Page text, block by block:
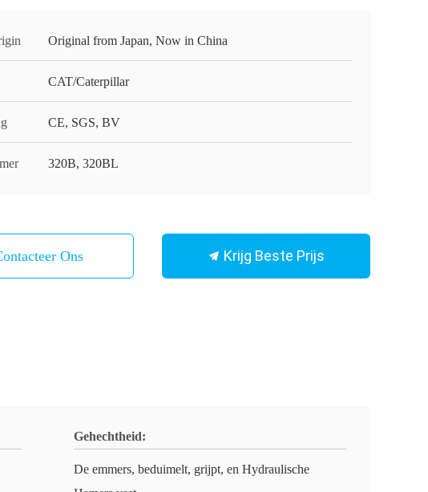
Original from Japan, Now in China
CAT/Caterpillar
CE, SGS, BV
320B, 320BL
Ons Krijg Beste Prijs
Gehechtheid:
De emmers, beduimelt, grijpt, en Hydraulische